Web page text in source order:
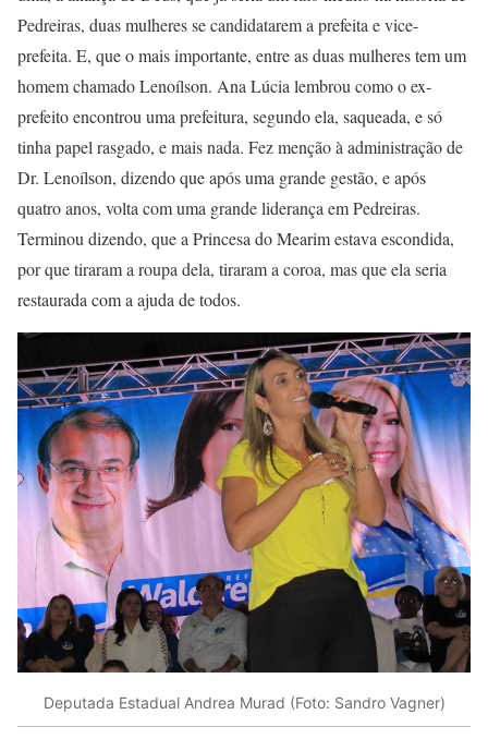
Pedreiras, duas mulheres se candidatarem a prefeita e vice-
prefeita. E, que o mais importante, entre as duas mulheres tem um
homem chamado Lenoílson. Ana Lúcia lembrou como o ex-
prefeito encontrou uma prefeitura, segundo ela, saqueada, e só
tinha papel rasgado, e mais nada. Fez menção à administração de
Dr. Lenoílson, dizendo que após uma grande gestão, e após
quatro anos, volta com uma grande liderança em Pedreiras.
Terminou dizendo, que a Princesa do Mearim estava escondida,
por que tiraram a roupa dela, tiraram a coroa, mas que ela seria
restaurada com a ajuda de todos.
Deputada Estadual Andrea Murad (Foto: Sandro Vagner)